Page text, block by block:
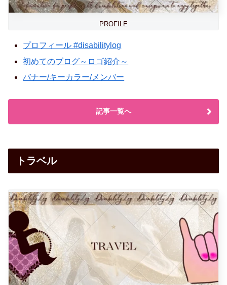
PROFILE
プロフィール #disabilitylog
初めてのブログ～ロゴ紹介～
バナー/キーカラー/メンバー
記事一覧へ
トラベル